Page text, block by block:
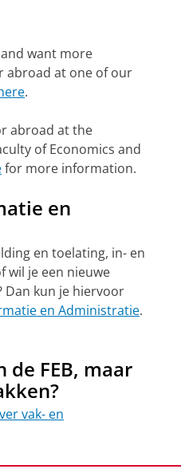
and want more
abroad at one of our
.
abroad at the
of Economics and
for more information.
en
en toelating, in- en
wil je een nieuwe
Dan kun je hiervoor
en Administratie.
de FEB, maar
vak- en